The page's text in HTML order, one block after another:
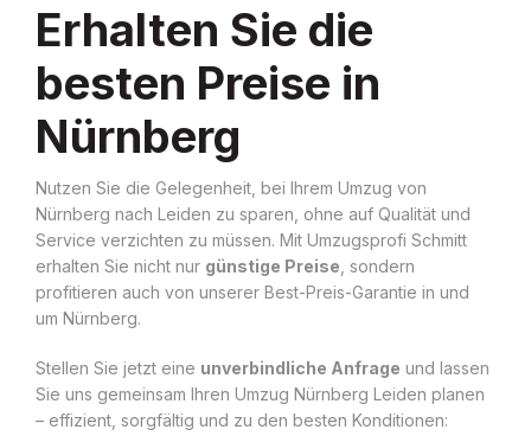
Erhalten Sie die
besten Preise in
Nürnberg
Nutzen Sie die Gelegenheit, bei Ihrem Umzug von
Nürnberg nach Leiden zu sparen, ohne auf Qualität und
Service verzichten zu müssen. Mit Umzugsprofi Schmitt
erhalten Sie nicht nur günstige Preise , sondern
profitieren auch von unserer Best-Preis-Garantie in und
um Nürnberg.
Stellen Sie jetzt eine unverbindliche Anfrage und lassen
Sie uns gemeinsam Ihren Umzug Nürnberg Leiden planen
– effizient, sorgfältig und zu den besten Konditionen: